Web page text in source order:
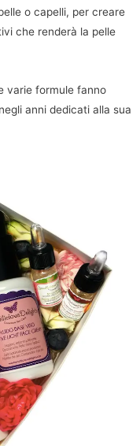
o capelli, per creare
che renderà la pelle
varie formule fanno
anni dedicati alla sua